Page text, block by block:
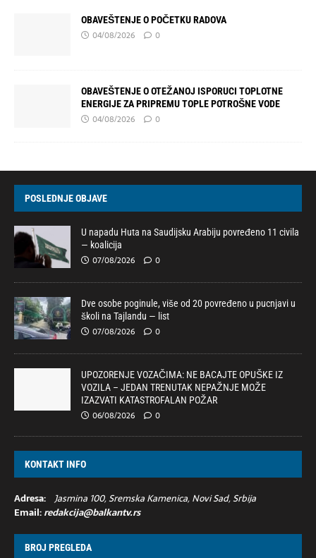
OBAVEŠTENJE O POČETKU RADOVA
04/08/2026 0
OBAVEŠTENJE O OTEŽANOJ ISPORUCI TOPLOTNE
ENERGIJE ZA PRIPREMU TOPLE POTROŠNE VODE
04/08/2026 0
POSLEDNJE OBJAVE
U napadu Huta na Saudijsku Arabiju povređeno 11 civila
— koalicija
07/08/2026 0
Dve osobe poginule, više od 20 povređeno u pucnjavi u
školi na Tajlandu — list
07/08/2026 0
UPOZORENJE VOZAČIMA: NE BACAJTE OPUŠKE IZ
VOZILA – JEDAN TRENUTAK NEPAŽNJE MOŽE
IZAZVATI KATASTROFALAN POŽAR
06/08/2026 0
KONTAKT INFO
Adresa: Jasmina 100, Sremska Kamenica, Novi Sad, Srbija
Email:redakcija@balkantv.rs
BROJ PREGLEDA